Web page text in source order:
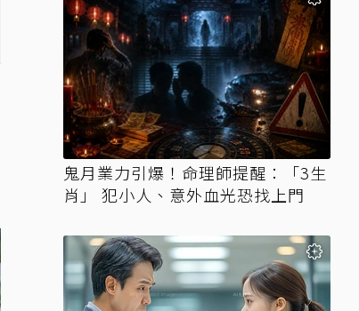
鬼月業力引爆！命理師提醒：「3生
肖」 犯小人、意外血光恐找上門